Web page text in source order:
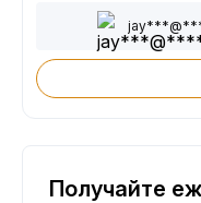
Получайте